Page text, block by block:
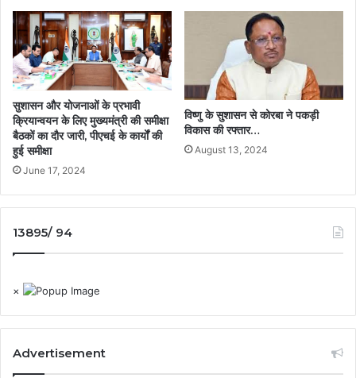
सुशासन और योजनाओं के प्रभावी
क्रियान्वयन के लिए मुख्यमंत्री की समीक्षा
बैठकों का दौर जारी, पीएचई के कार्यों की
हुई समीक्षा
June 17, 2024
विष्णु के सुशासन से कोरबा ने पकड़ी
विकास की रफ्तार…
August 13, 2024
13895/ 94
×
Advertisement